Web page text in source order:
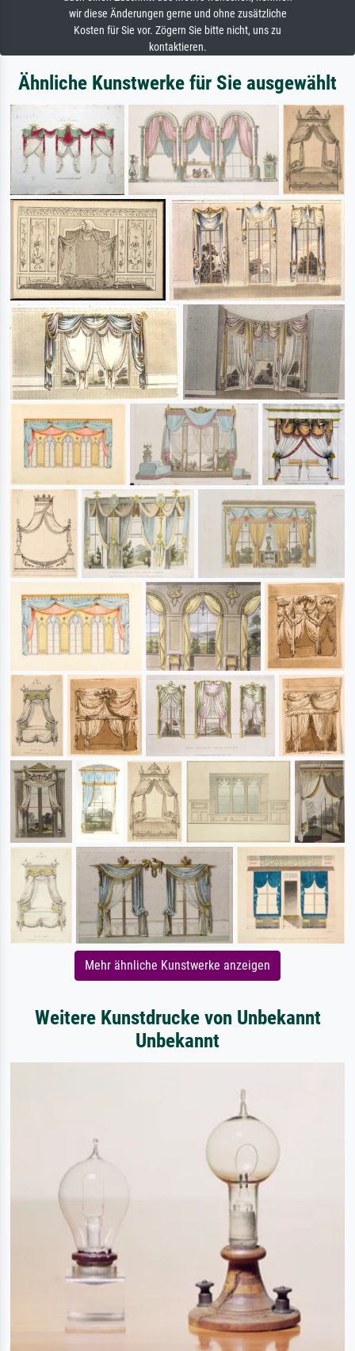
wir diese Änderungen gerne und ohne zusätzliche
Kosten für Sie vor. Zögern Sie bitte nicht, uns zu
kontaktieren.
Ähnliche Kunstwerke für Sie ausgewählt
Mehr ähnliche Kunstwerke anzeigen
Weitere Kunstdrucke von Unbekannt
Unbekannt